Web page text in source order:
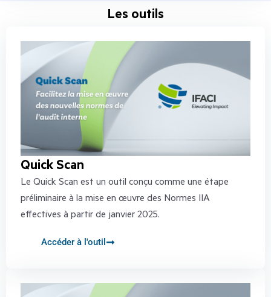
Les outils
Quick Scan
Le Quick Scan est un outil conçu comme une étape
préliminaire à la mise en œuvre des Normes IIA
effectives à partir de janvier 2025.
Accéder à l'outil